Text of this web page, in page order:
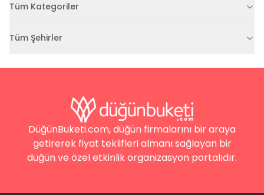
Tüm Kategoriler
Tüm Şehirler
DüğünBuketi.com, düğün firmalarını bir araya
getirerek fiyat teklifleri almanı sağlayan bir
düğün ve özel etkinlik organizasyon portalıdır.